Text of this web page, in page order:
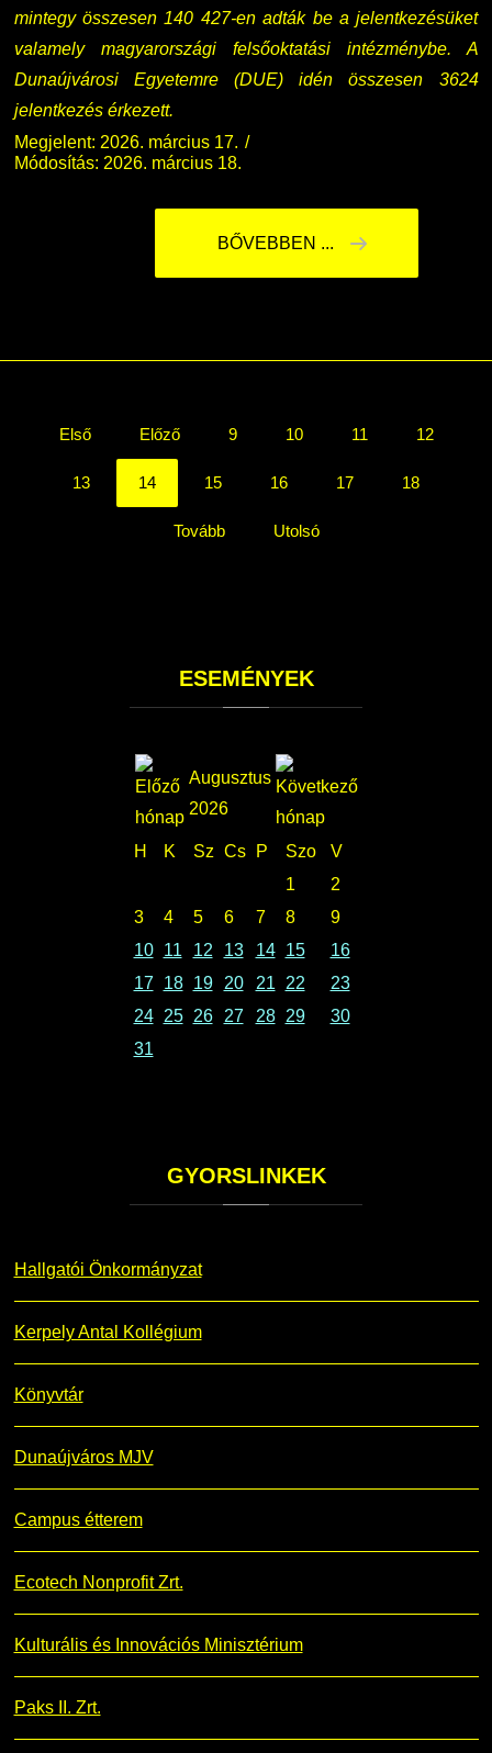
mintegy összesen 140 427-en adták be a jelentkezésüket
valamely magyarországi felsőoktatási intézménybe. A
Dunaújvárosi Egyetemre (DUE) idén összesen 3624
jelentkezés érkezett.
Megjelent: 2026. március 17.
Módosítás: 2026. március 18.
BŐVEBBEN ...
Első Előző 9 10 11 12
13 14 15 16 17 18
Tovább Utolsó
ESEMÉNYEK
Augusztus
2026
H K Sz Cs P Szo
V
1
2
3
4 5 6 7 8
9
10
11 12 13 14 15
16
17
18 19 20 21 22
23
24
25 26 27 28 29
30
31
GYORSLINKEK
Hallgatói Önkormányzat
Kerpely Antal Kollégium
Könyvtár
Dunaújváros MJV
Campus étterem
Ecotech Nonprofit Zrt.
Kulturális és Innovációs Minisztérium
Paks II. Zrt.